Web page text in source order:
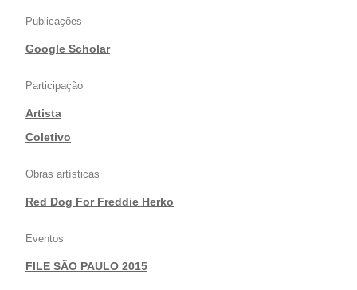
Publicações
Google Scholar
Participação
Artista
|Coletivo
Obras artísticas
Red Dog For Freddie Herko
Eventos
FILE SÃO PAULO 2015